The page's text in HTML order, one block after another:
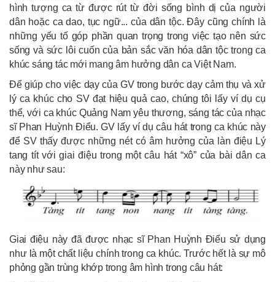
hình tượng ca từ được rút từ đời sống bình dị của người
dân hoặc ca dao, tục ngữ... của dân tộc. Đây cũng chính là
những yếu tố góp phần quan trọng trong việc tạo nên sức
sống và sức lôi cuốn của bản sắc văn hóa dân tộc trong ca
khúc sáng tác mới mang âm hưởng dân ca Việt Nam.
Để giúp cho việc dạy của GV trong bước dạy cảm thụ và xử
lý ca khúc cho SV đạt hiệu quả cao, chúng tôi lấy ví dụ cụ
thể, với ca khúc Quảng Nam yêu thương, sáng tác của nhạc
sĩ Phan Huỳnh Điểu. GV lấy ví dụ câu hát trong ca khúc này
để SV thấy được những nét có âm hưởng của làn điệu Lý
tang tít với giai điệu trong một câu hát “xô” của bài dân ca
này như sau:
Giai điệu này đã được nhạc sĩ Phan Huỳnh Điểu sử dụng
như là một chất liệu chính trong ca khúc. Trước hết là sự mô
phỏng gần trùng khớp trong âm hình trong câu hát: